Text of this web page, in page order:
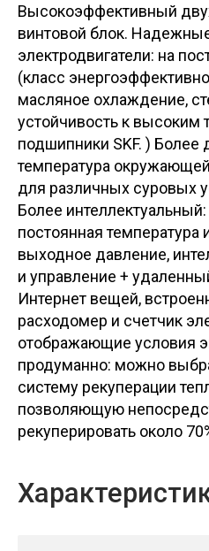
Высокоэффективный
винтовой блок.
электродвигатели: на
(класс
масляное охлаждение,
устойчивость к высоким
подшипники SKF. ) Более
температура
для различных суровых
Более
постоянная температура
выходное давление,
и управление +
Интернет вещей,
расходомер и счетчик
отображающие условия
продуманно: можно
систему рекуперации
позволяющую
рекуперировать около